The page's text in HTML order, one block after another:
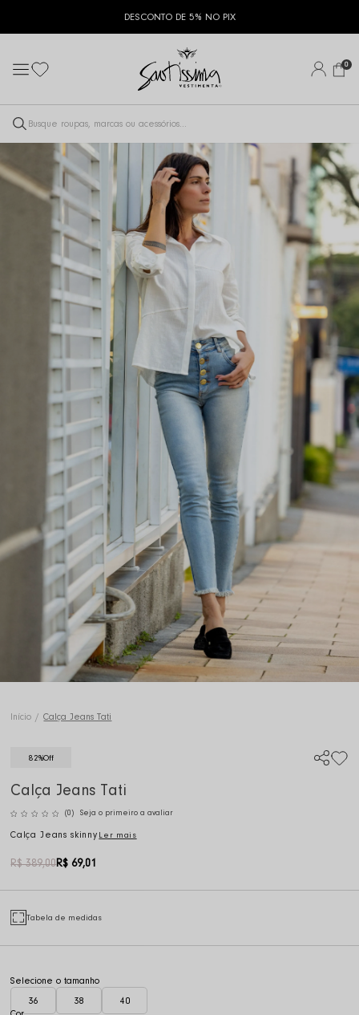
DESCONTO DE 5% NO PIX
0
Início Calça Jeans Tati
82%Off
Calça Jeans Tati
(0) Seja o primeiro a avaliar
Calça Jeans skinny Ler mais
R$ 389,00R$ 69,01
Tabela de medidas
36 38 40